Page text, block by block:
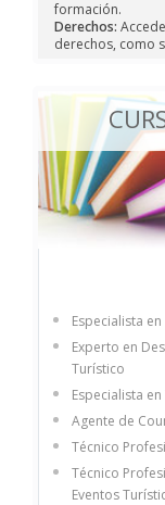
formación.
Derechos:
derechos, como
Especialista
Experto en
Turístico
Especialista
Agente de
Técnico
Técnico
Eventos